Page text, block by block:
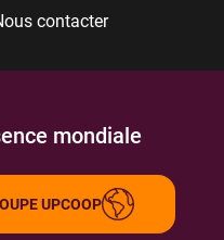
contacter
mondiale
UPCOOP